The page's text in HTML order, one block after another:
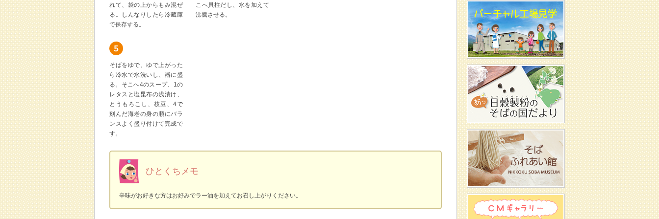
れて、袋の上からもみ混ぜ
る。しんなりしたら冷蔵庫
で保存する。
こへ貝柱だし、水を加えて
沸騰させる。
そばをゆで、ゆで上がった
ら冷水で水洗いし、器に盛
る。そこへ4のスープ、1の
レタスと塩昆布の浅漬け、
とうもろこし、枝豆、4で
刻んだ海老の身の順にバラ
ンスよく盛り付けて完成で
す。
ひとくちメモ
辛味がお好きな方はお好みでラー油を加えてお召し上がりください。